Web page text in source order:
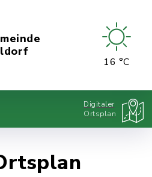
16 °C
Digitaler
Ortsplan